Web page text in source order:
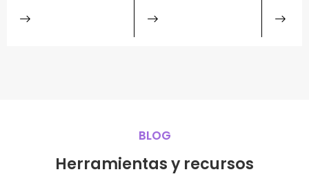
BLOG
Herramientas y recursos